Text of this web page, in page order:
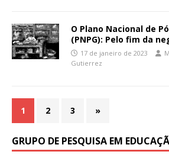
O Plano Nacional de
(PNPG): Pelo fim da
17 de janeiro de 2023
Gutierrez
1 2 3 »
GRUPO DE PESQUISA EM